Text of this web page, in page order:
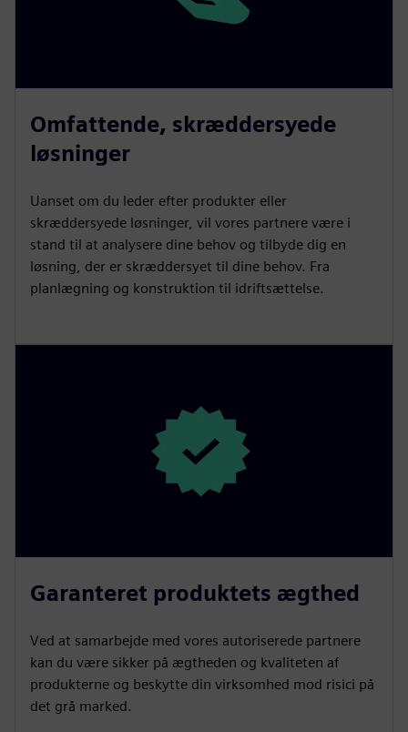
Omfattende, skræddersyede
løsninger
Uanset om du leder efter produkter eller
skræddersyede løsninger, vil vores partnere være i
stand til at analysere dine behov og tilbyde dig en
løsning, der er skræddersyet til dine behov. Fra
planlægning og konstruktion til idriftsættelse.
Garanteret produktets ægthed
Ved at samarbejde med vores autoriserede partnere
kan du være sikker på ægtheden og kvaliteten af
produkterne og beskytte din virksomhed mod risici på
det grå marked.